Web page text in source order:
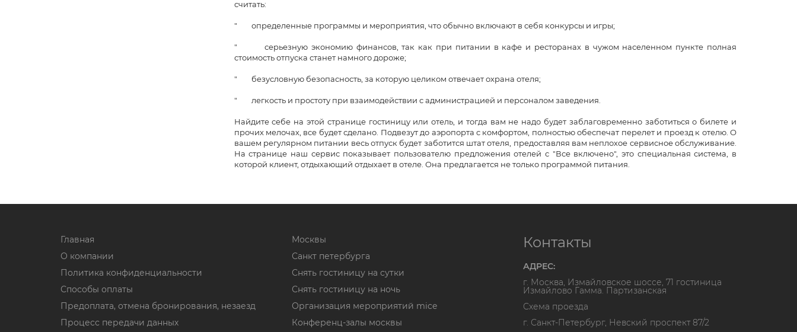
считать:
" определенные программы и мероприятия, что обычно включают в себя конкурсы и игры;
" серьезную экономию финансов, так как при питании в кафе и ресторанах в чужом населенном пункте полная
стоимость отпуска станет намного дороже;
" безусловную безопасность, за которую целиком отвечает охрана отеля;
" легкость и простоту при взаимодействии с администрацией и персоналом заведения.
Найдите себе на этой странице гостиницу или отель, и тогда вам не надо будет заблаговременно заботиться о билете и
прочих мелочах, все будет сделано. Подвезут до аэропорта с комфортом, полностью обеспечат перелет и проезд к отелю. О
вашем регулярном питании весь отпуск будет заботится штат отеля, предоставляя вам неплохое сервисное обслуживание.
На странице наш сервис показывает пользователю предложения отелей с "Все включено", это специальная система, в
которой клиент, отдыхающий отдыхает в отеле. Она предлагается не только программой питания.
Главная
О компании
Политика конфиденциальности
Способы оплаты
Предоплата, отмена бронирования, незаезд
Процесс передачи данных
Москвы
Санкт петербурга
Снять гостиницу на сутки
Снять гостиницу на ночь
Организация мероприятий mice
Конференц-залы москвы
Контакты
АДРЕС:
г. Москва, Измайловское шоссе, 71 гостиница
Измайлово Гамма. Партизанская
Схема проезда
г. Санкт-Петербург, Невский проспект 87/2